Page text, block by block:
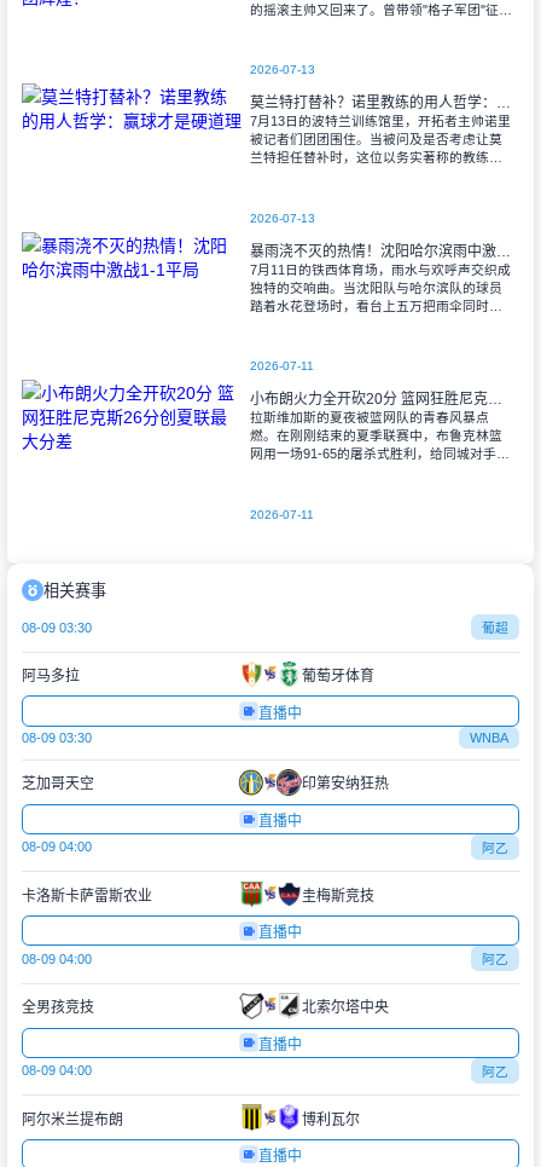
的摇滚主帅又回来了。曾带领"格子军团"征战
2026-07-13
莫兰特打替补？诺里教练的用人哲学：赢球才是硬道理
7月13日的波特兰训练馆里，开拓者主帅诺里
被记者们团团围住。当被问及是否考虑让莫
兰特担任替补时，这位以务实著称的教练露
2026-07-13
暴雨浇不灭的热情！沈阳哈尔滨雨中激战1-1平局
7月11日的铁西体育场，雨水与欢呼声交织成
独特的交响曲。当沈阳队与哈尔滨队的球员
踏着水花登场时，看台上五万把雨伞同时收
2026-07-11
小布朗火力全开砍20分 篮网狂胜尼克斯26分创夏联最大分差
拉斯维加斯的夏夜被篮网队的青春风暴点
燃。在刚刚结束的夏季联赛中，布鲁克林篮
网用一场91-65的屠杀式胜利，给同城对手尼
2026-07-11
相关赛事
08-09 03:30 葡超
阿马多拉 葡萄牙体育
直播中
08-09 03:30 WNBA
芝加哥天空 印第安纳狂热
直播中
08-09 04:00 阿乙
卡洛斯卡萨雷斯农业 圭梅斯竞技
直播中
08-09 04:00 阿乙
全男孩竞技 北索尔塔中央
直播中
08-09 04:00 阿乙
阿尔米兰提布朗 博利瓦尔
直播中